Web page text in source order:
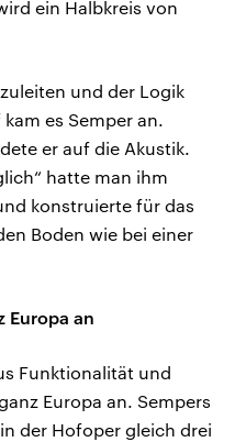
ein Halbkreis von
und der Logik
es Semper an.
er auf die Akustik.
hatte man ihm
konstruierte für das
Boden wie bei einer
Europa an
Funktionalität und
Europa an. Sempers
der Hofoper gleich drei